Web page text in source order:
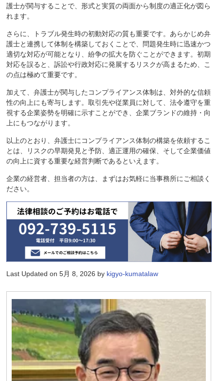
護士が関与することで、形式と実質の両面から制度の適正化が図ら
れます。
さらに、トラブル発生時の初動対応の質も重要です。あらかじめ弁
護士と連携して体制を構築しておくことで、問題発生時に迅速かつ
適切な対応が可能となり、紛争の拡大を防ぐことができます。初期
対応を誤ると、訴訟や行政対応に発展するリスクが高まるため、こ
の点は極めて重要です。
加えて、弁護士が関与したコンプライアンス体制は、対外的な信頼
性の向上にも寄与します。取引先や従業員に対して、法令遵守を重
視する企業姿勢を明確に示すことができ、企業ブランドの維持・向
上にもつながります。
以上のとおり、弁護士にコンプライアンス体制の構築を依頼するこ
とは、リスクの早期発見と予防、適正運用の確保、そして企業価値
の向上に資する重要な経営判断であるといえます。
企業の経営者、担当者の方は、まずはお気軽に当事務所にご相談く
ださい。
Last Updated on 5月 8, 2026 by kigyo-kumatalaw